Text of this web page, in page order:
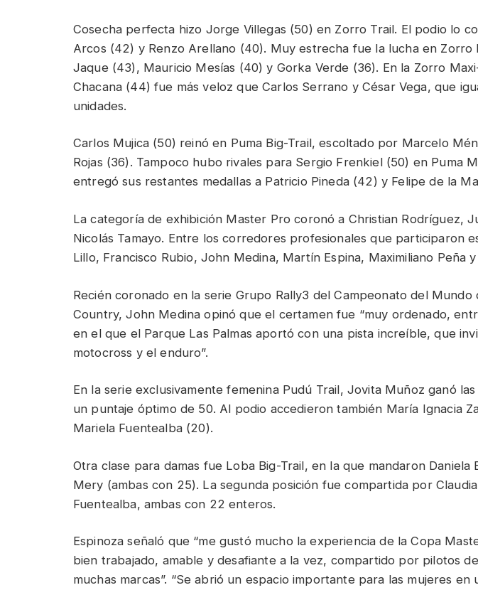
Cosecha perfecta hizo Jorge Villegas (50) en Zorro Trail. El podio lo
Arcos (42) y Renzo Arellano (40). Muy estrecha fue la lucha en Zorro
Jaque (43), Mauricio Mesías (40) y Gorka Verde (36). En la Zorro
Chacana (44) fue más veloz que Carlos Serrano y César Vega, que
unidades.
Carlos Mujica (50) reinó en Puma Big-Trail, escoltado por Marcelo
Rojas (36). Tampoco hubo rivales para Sergio Frenkiel (50) en Puma
entregó sus restantes medallas a Patricio Pineda (42) y Felipe de la
La categoría de exhibición Master Pro coronó a Christian Rodríguez,
Nicolás Tamayo. Entre los corredores profesionales que participaron
Lillo, Francisco Rubio, John Medina, Martín Espina, Maximiliano Peña
Recién coronado en la serie Grupo Rally3 del Campeonato del Mundo
Country, John Medina opinó que el certamen fue “muy ordenado,
en el que el Parque Las Palmas aportó con una pista increíble, que
motocross y el enduro”.
En la serie exclusivamente femenina Pudú Trail, Jovita Muñoz ganó
un puntaje óptimo de 50. Al podio accedieron también María Ignacia
Mariela Fuentealba (20).
Otra clase para damas fue Loba Big-Trail, en la que mandaron Daniela
Mery (ambas con 25). La segunda posición fue compartida por
Fuentealba, ambas con 22 enteros.
Espinoza señaló que “me gustó mucho la experiencia de la Copa
bien trabajado, amable y desafiante a la vez, compartido por pilotos
muchas marcas”. “Se abrió un espacio importante para las mujeres